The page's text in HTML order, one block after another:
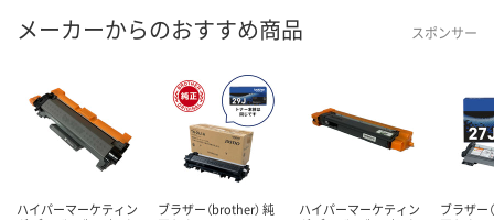
メーカーからのおすすめ商品 スポンサー
ハイパーマーケティン
ブラザー（brother） 純
ハイパーマーケティン
ブラザー